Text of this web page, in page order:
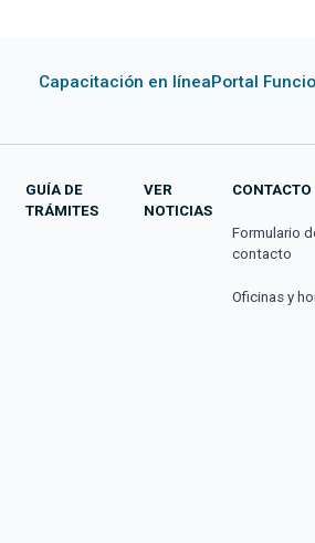
Capacitación en líneaPortal
GUÍA DE
TRÁMITES
VER
NOTICIAS
CONTACTO
Formulario
contacto
Oficinas y